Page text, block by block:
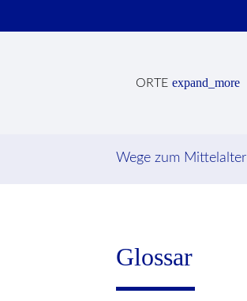
ORTE expand_more
Wege zum Mittelalter
Glossar